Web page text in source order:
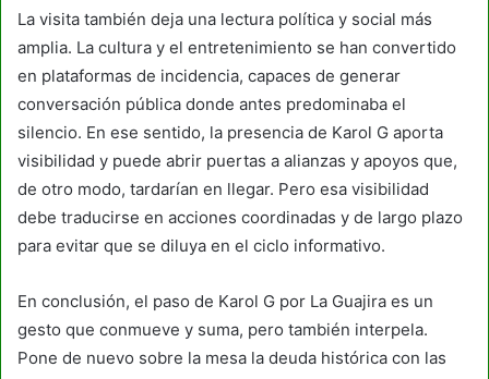
La visita también deja una lectura política y social más
amplia. La cultura y el entretenimiento se han convertido
en plataformas de incidencia, capaces de generar
conversación pública donde antes predominaba el
silencio. En ese sentido, la presencia de Karol G aporta
visibilidad y puede abrir puertas a alianzas y apoyos que,
de otro modo, tardarían en llegar. Pero esa visibilidad
debe traducirse en acciones coordinadas y de largo plazo
para evitar que se diluya en el ciclo informativo.
En conclusión, el paso de Karol G por La Guajira es un
gesto que conmueve y suma, pero también interpela.
Pone de nuevo sobre la mesa la deuda histórica con las